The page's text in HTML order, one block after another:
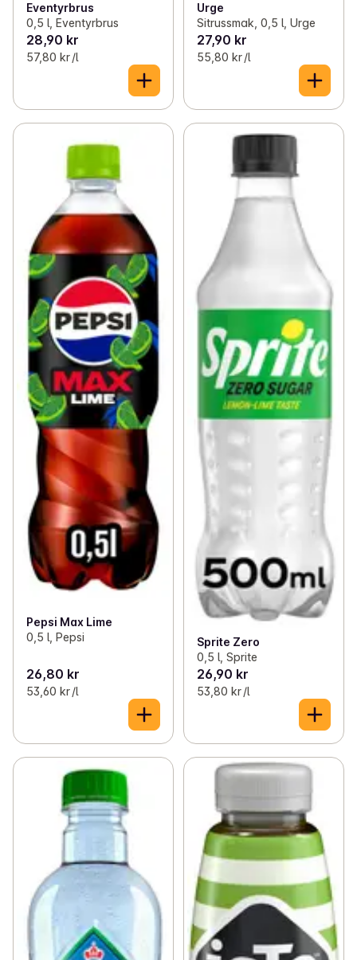
Eventyrbrus
0,5 l, Eventyrbrus
28,90 kr
57,80 kr /l
Urge
Sitrussmak, 0,5 l, Urge
27,90 kr
55,80 kr /l
Pepsi Max Lime
0,5 l, Pepsi
26,80 kr
53,60 kr /l
Sprite Zero
0,5 l, Sprite
26,90 kr
53,80 kr /l